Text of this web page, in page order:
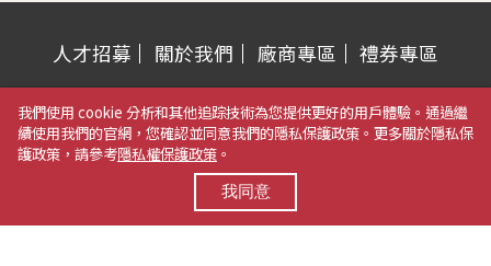
我們使用 cookie 分析和其他追踪技術為您提供更好的用戶體驗。通過繼
續使用我們的官網，您確認並同意我們的隱私保護政策。更多關於隱私保
護政策，請參考隱私權保護政策。
我同意
人才招募 關於我們 廠商專區 禮券專區
營業時間：週一至週五 AM 11:00~PM 10:00
例假日&特別節日 AM 10:30~PM 10:00
電話：04-2323-3788
地址：403503 臺中市西區臺灣大道二段459號